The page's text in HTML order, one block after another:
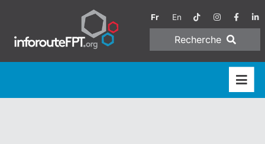
Fr En
Recherche